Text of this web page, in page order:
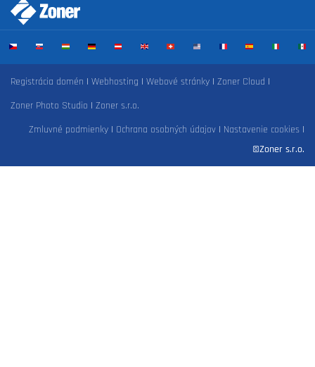
Registrácia domén | Webhosting | Webové stránky | Zoner Cloud |
Zoner Photo Studio | Zoner s.r.o.
Zmluvné podmienky | Ochrana osobných údajov | Nastavenie cookies |
©Zoner s.r.o.